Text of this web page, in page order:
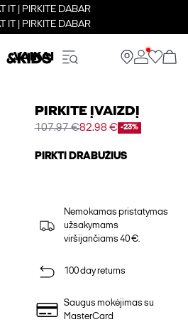
IT | PIRKITE DABAR
IT | PIRKITE DABAR
VAIKAI
PIRKITE ĮVAIZDĮ
107.97 €82.98 € -23%
PIRKTI DRABUŽIUS
Nemokamas pristatymas
užsakymams
viršijančiams 40 €.
100 day returns
Saugus mokėjimas su
MasterCard